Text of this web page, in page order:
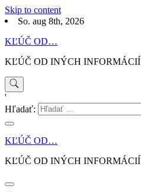
Skip to content
So. aug 8th, 2026
KĽÚČ OD…
KĽÚČ OD INÝCH INFORMÁCIÍ
'
Hľadať:
KĽÚČ OD…
KĽÚČ OD INÝCH INFORMÁCIÍ